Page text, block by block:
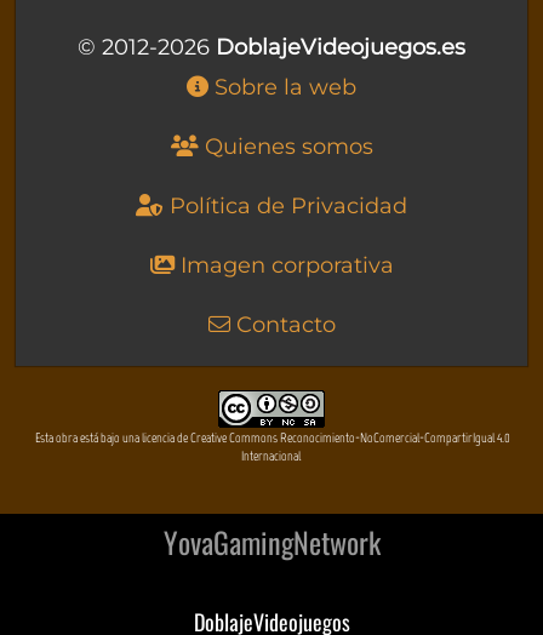
© 2012-2026 DoblajeVideojuegos.es
Sobre la web
Quienes somos
Política de Privacidad
Imagen corporativa
Contacto
Esta obra está bajo una licencia de Creative Commons Reconocimiento-NoComercial-CompartirIgual 4.0
Internacional
YovaGamingNetwork
DoblajeVideojuegos